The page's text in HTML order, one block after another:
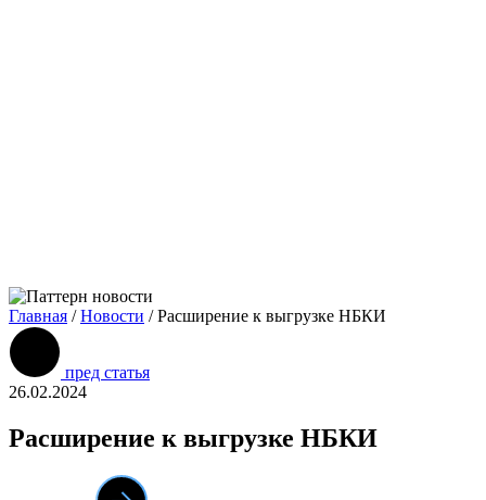
Главная /Новости /Расширение к выгрузке НБКИ
пред статья
26.02.2024
Расширение к выгрузке НБКИ